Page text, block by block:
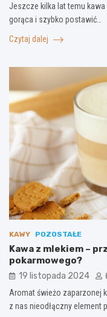
Jeszcze kilka lat temu kawa
gorąca i szybko postawić…
Czytaj dalej
KAWY POZOSTAŁE
Kawa z mlekiem –
pokarmowego?
19 listopada 2024
Aromat świeżo zaparzonej
z nas nieodłączny element